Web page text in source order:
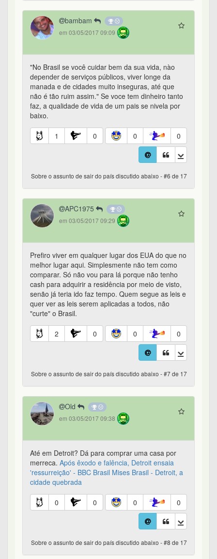
bambam
em 03/05/2017 09:09
"No Brasil se você cuidar bem da sua vida, nào
depender de serviços públicos, viver longe da
manada e de cidades muito inseguras, até que
não é tão ruim assim." Se voce tem dinheiro tanto
faz, a qualidade de vida de um pais se nivela por
baixo.
1 0 0 0
Sobre o assunto de sair do país discutido abaixo - #6 de 17
APC1975
em 03/05/2017 09:29
Prefiro viver em qualquer lugar dos EUA do que no
melhor lugar aqui. Simplesmente não tem como
comparar. Só não vou para lá porque não tenho
cash para adquirir a residência por meio de visto,
senão já teria ido faz tempo. Quem segue as leis e
quer ver as leis serem aplicadas a todos, não
"curte" o Brasil.
2 0 0 0
Sobre o assunto de sair do país discutido abaixo - #7 de 17
Old
em 03/05/2017 09:38
Até em Detroit? Dá para comprar uma casa por
merreca. Após êxodo e falência, Detroit ensaia
'ressurreição' - BBC Brasil Mises Brasil - Detroit, a
cidade quebrada
0 0 0 0
Sobre o assunto de sair do país discutido abaixo - #8 de 17